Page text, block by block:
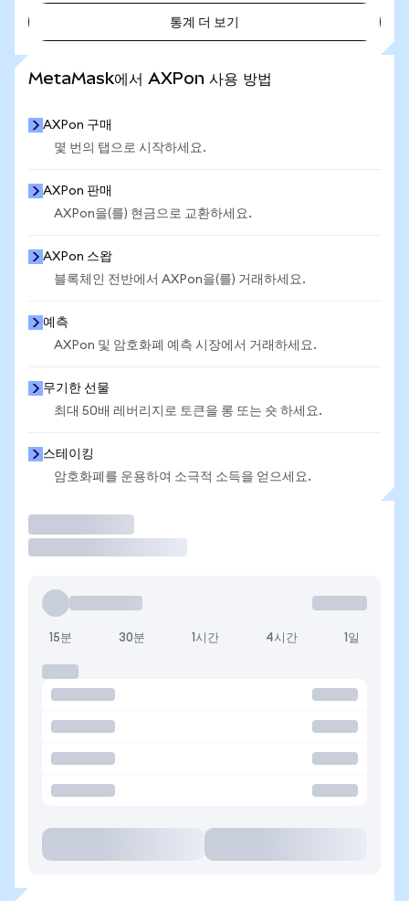
통계 더 보기
MetaMask에서 AXPon 사용 방법
AXPon 구매
몇 번의 탭으로 시작하세요.
AXPon 판매
AXPon을(를) 현금으로 교환하세요.
AXPon 스왑
블록체인 전반에서 AXPon을(를) 거래하세요.
예측
AXPon 및 암호화폐 예측 시장에서 거래하세요.
무기한 선물
최대 50배 레버리지로 토큰을 롱 또는 숏 하세요.
스테이킹
암호화폐를 운용하여 소극적 소득을 얻으세요.
15분 30분 1시간 4시간 1일